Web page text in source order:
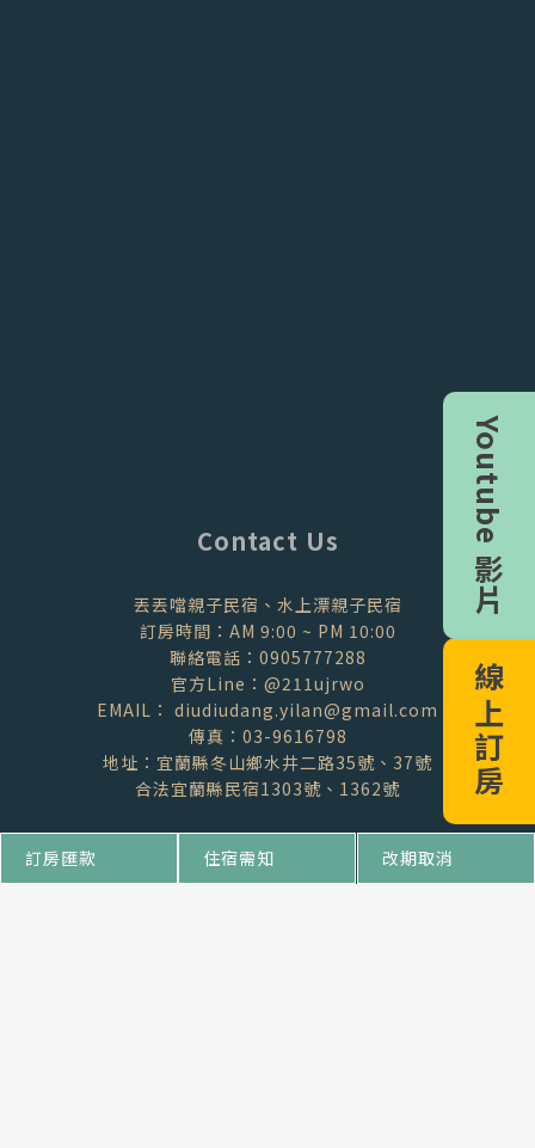
訂房匯款 住宿需知 改期取消
線上訂房
Youtube 影片
Contact Us
丟丟噹親子民宿、水上漂親子民宿
訂房時間：AM 9:00 ~ PM 10:00
聯絡電話：0905777288
官方Line：@211ujrwo
EMAIL： diudiudang.yilan@gmail.com
傳真：03-9616798
地址：宜蘭縣冬山鄉水井二路35號、37號
合法宜蘭縣民宿1303號、1362號